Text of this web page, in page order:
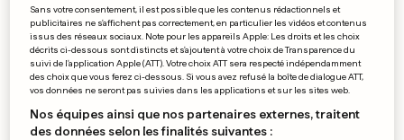
PUBLICITÉ
Sans votre consentement, il est possible que les contenus rédactionnels et
publicitaires ne s'affichent pas correctement, en particulier les vidéos et contenus
issus des réseaux sociaux. Note pour les appareils Apple: Les droits et les choix
décrits ci-dessous sont distincts et s'ajoutent à votre choix de Transparence du
suivi de l'application Apple (ATT). Votre choix ATT sera respecté indépendamment
des choix que vous ferez ci-dessous. Si vous avez refusé la boîte de dialogue ATT,
vos données ne seront pas suivies dans les applications et sur les sites web.
Nos équipes ainsi que nos partenaires externes, traitent
des données selon les finalités suivantes :